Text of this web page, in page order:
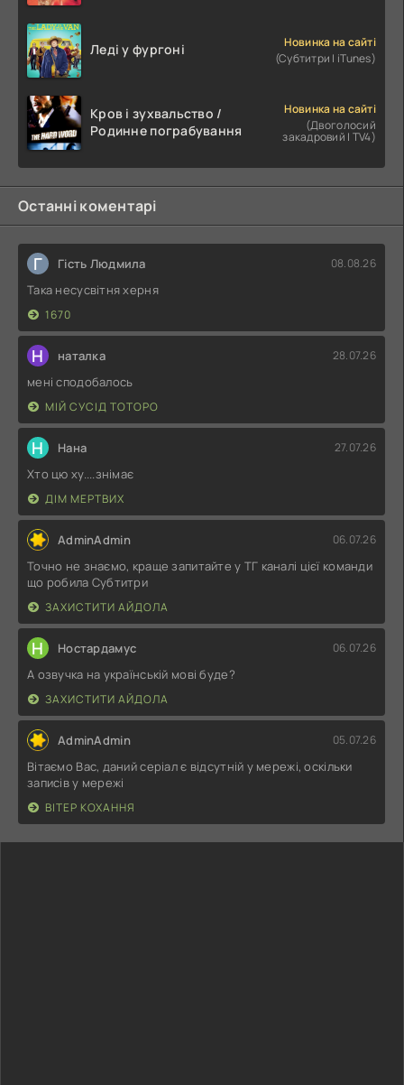
Леді у фургоні
Новинка на сайті
(Субтитри | iTunes)
Кров і зухвальство /
Родинне пограбування
Новинка на сайті
(Двоголосий
закадровий | TV4)
Останні коментарі
Г Гість Людмила 08.08.26
Така несусвітня херня
1670
Н наталка 28.07.26
мені сподобалось
МІЙ СУСІД ТОТОРО
Н Нана 27.07.26
Хто цю ху....знімає
ДІМ МЕРТВИХ
AdminAdmin 06.07.26
Точно не знаємо, краще запитайте у ТГ каналі цієї команди
що робила Субтитри
ЗАХИСТИТИ АЙДОЛА
Н Ностардамус 06.07.26
А озвучка на українській мові буде?
ЗАХИСТИТИ АЙДОЛА
AdminAdmin 05.07.26
Вітаємо Вас, даний серіал є відсутній у мережі, оскільки
записів у мережі
ВІТЕР КОХАННЯ